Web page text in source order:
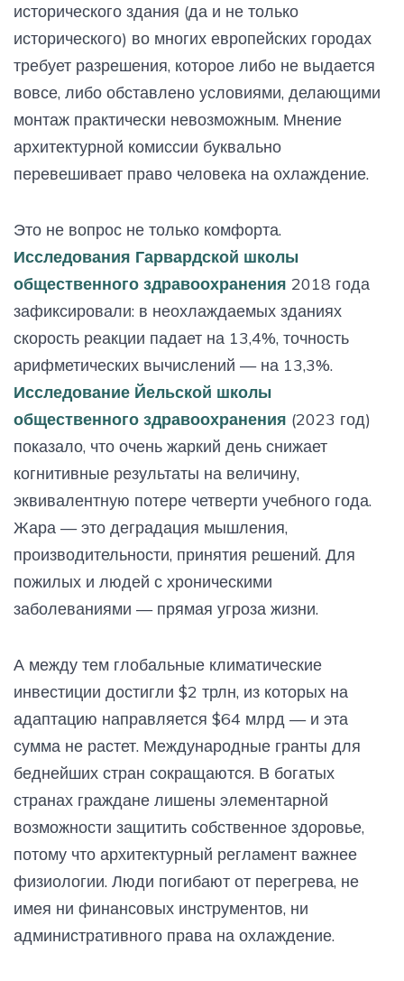
исторического здания (да и не только
исторического) во многих европейских городах
требует разрешения, которое либо не выдается
вовсе, либо обставлено условиями, делающими
монтаж практически невозможным. Мнение
архитектурной комиссии буквально
перевешивает право человека на охлаждение.
Это не вопрос не только комфорта.
Исследования Гарвардской школы
общественного здравоохранения 2018 года
зафиксировали: в неохлаждаемых зданиях
скорость реакции падает на 13,4%, точность
арифметических вычислений — на 13,3%.
Исследование Йельской школы
общественного здравоохранения (2023 год)
показало, что очень жаркий день снижает
когнитивные результаты на величину,
эквивалентную потере четверти учебного года.
Жара — это деградация мышления,
производительности, принятия решений. Для
пожилых и людей с хроническими
заболеваниями — прямая угроза жизни.
А между тем глобальные климатические
инвестиции достигли $2 трлн, из которых на
адаптацию направляется $64 млрд — и эта
сумма не растет. Международные гранты для
беднейших стран сокращаются. В богатых
странах граждане лишены элементарной
возможности защитить собственное здоровье,
потому что архитектурный регламент важнее
физиологии. Люди погибают от перегрева, не
имея ни финансовых инструментов, ни
административного права на охлаждение.